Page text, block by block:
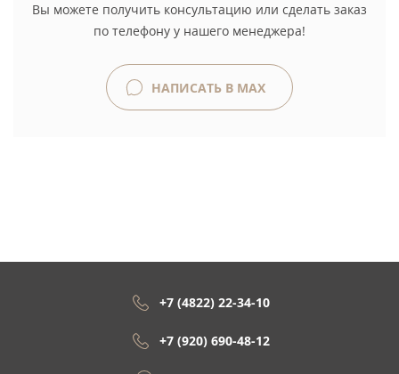
Вы можете получить консультацию или сделать заказ
по телефону у нашего менеджера!
НАПИСАТЬ В MAX
+7 (4822) 22-34-10
+7 (920) 690-48-12